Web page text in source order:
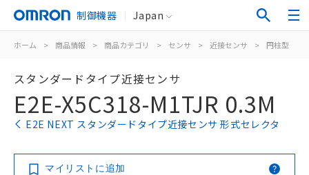
制御機器 Japan
ホーム > 商品情報 > 商品カテゴリ > センサ > 近接センサ > 円柱型
スタンダードタイプ近接センサ
E2E-X5C318-M1TJR 0.3M
E2E NEXT スタンダードタイプ近接センサ 形式セレクタ
マイリストに追加